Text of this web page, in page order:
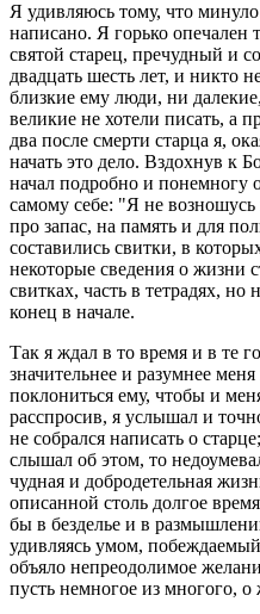
Я удивляюсь тому, что
написано. Я горько опечален
святой старец, пречудный и
двадцать шесть лет, и никто
близкие ему люди, ни
великие не хотели писать, а
два после смерти старца я,
начать это дело. Вздохнув к
начал подробно и понемногу
самому себе: "Я не
про запас, на память и для
составились свитки, в
некоторые сведения о жизни
свитках, часть в тетрадях, но
конец в начале.
Так я ждал в то время и в те
значительнее и разумнее
поклониться ему, чтобы и
расспросив, я услышал и
не собрался написать о
слышал об этом, то
чудная и добродетельная
описанной столь долгое
бы в безделье и в
удивляясь умом,
объяло непреодолимое
пусть немногое из многого,